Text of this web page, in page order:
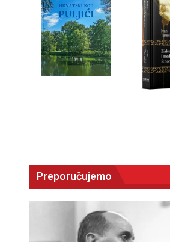
Preporučujemo